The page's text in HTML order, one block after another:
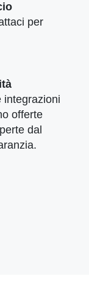
per
integrazioni
offerte
dal